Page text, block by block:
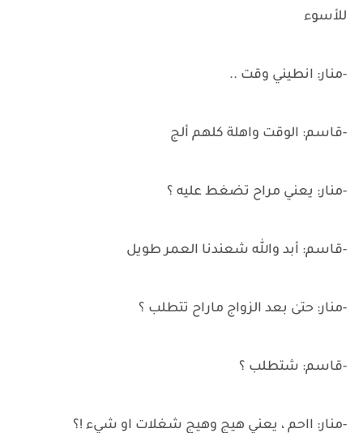
للأسوء
-منار: انطيني وقت ..
-قاسم: الوقت واهلة كلهم ألج
-منار: يعني مراح تضغط عليه ؟
-قاسم: أبد والله شعندنا العمر طويل
-منار: حتىٰ بعد الزواج ماراح تتطلب ؟
-قاسم: شتطلب ؟
-منار: ااحم ، يعني هيج وهيج شغلات او شيء !؟